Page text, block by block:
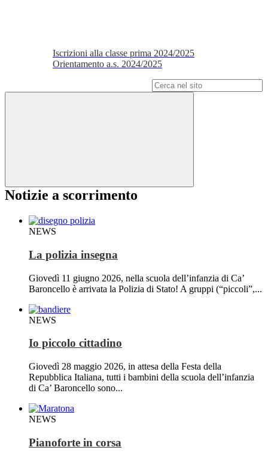
Iscrizioni alla classe prima 2024/2025
Orientamento a.s. 2024/2025
Notizie a scorrimento
NEWS
La polizia insegna
Giovedì 11 giugno 2026, nella scuola dell’infanzia di Ca’
Baroncello è arrivata la Polizia di Stato! A gruppi (“piccoli”,...
NEWS
Io piccolo cittadino
Giovedì 28 maggio 2026, in attesa della Festa della
Repubblica Italiana, tutti i bambini della scuola dell’infanzia
di Ca’ Baroncello sono...
NEWS
Pianoforte in corsa